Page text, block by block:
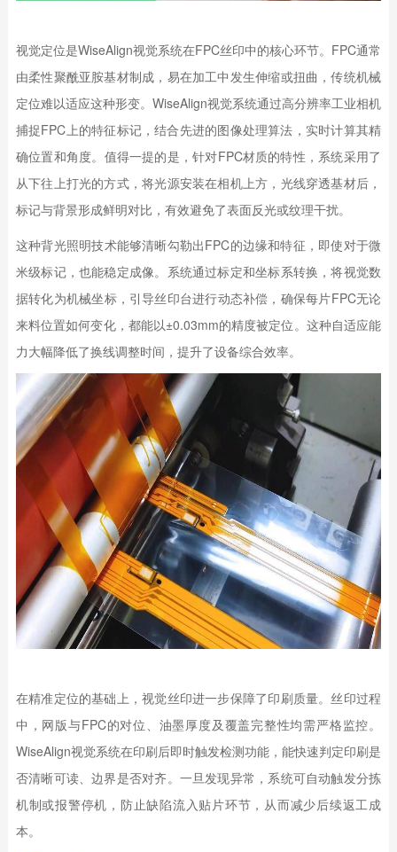
视觉定位是WiseAlign视觉系统在FPC丝印中的核心环节。FPC通常
由柔性聚酰亚胺基材制成，易在加工中发生伸缩或扭曲，传统机械
定位难以适应这种形变。WiseAlign视觉系统通过高分辨率工业相机
捕捉FPC上的特征标记，结合先进的图像处理算法，实时计算其精
确位置和角度。值得一提的是，针对FPC材质的特性，系统采用了
从下往上打光的方式，将光源安装在相机上方，光线穿透基材后，
标记与背景形成鲜明对比，有效避免了表面反光或纹理干扰。
这种背光照明技术能够清晰勾勒出FPC的边缘和特征，即使对于微
米级标记，也能稳定成像。系统通过标定和坐标系转换，将视觉数
据转化为机械坐标，引导丝印台进行动态补偿，确保每片FPC无论
来料位置如何变化，都能以±0.03mm的精度被定位。这种自适应能
力大幅降低了换线调整时间，提升了设备综合效率。
在精准定位的基础上，视觉丝印进一步保障了印刷质量。丝印过程
中，网版与FPC的对位、油墨厚度及覆盖完整性均需严格监控。
WiseAlign视觉系统在印刷后即时触发检测功能，能快速判定印刷是
否清晰可读、边界是否对齐。一旦发现异常，系统可自动触发分拣
机制或报警停机，防止缺陷流入贴片环节，从而减少后续返工成
本。